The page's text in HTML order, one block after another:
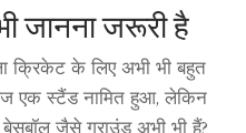
जानना जरूरी है
क्रिकेट के लिए अभी भी बहुत
एक स्टैंड नामित हुआ, लेकिन